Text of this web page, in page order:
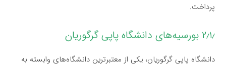
پرداخت.
۲٫۱٫ بورسیه‌های دانشگاه پاپی گرگوریان
دانشگاه پاپی گرگوریان، یکی از معتبرترین دانشگاه‌های وابسته به